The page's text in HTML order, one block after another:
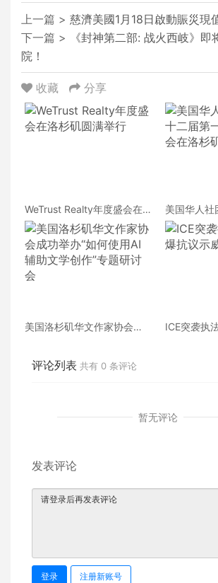
上一篇 > 慈濟美國1月18日啟動賑災現
下一篇 >
《封神第二部: 战火西岐》即
院！
收藏 分享
WeTrust Realty年度盛会在
洛杉矶圆满举行
美国华人社
届第一次会
杉矶隆重举
美国洛杉矶华文作家协会成
ICE突袭执
评论列表 共有 0 条评论
暂无评论
发表评论
登录 注册新账号